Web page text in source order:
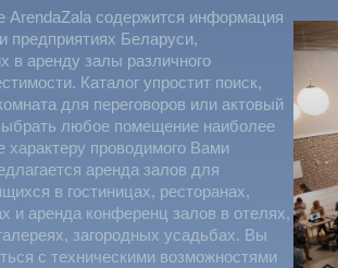
ArendaZala содержится информация
предприятиях Беларуси,
в аренду залы различного
Каталог упростит поиск,
для переговоров или актовый
любое помещение наиболее
характеру проводимого Вами
аренда залов для
в гостиницах, ресторанах,
и аренда конференц залов в отелях,
загородных усадьбах. Вы
с техническими возможностями